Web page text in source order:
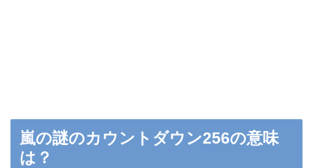
嵐の謎のカウントダウン256の意味
は？